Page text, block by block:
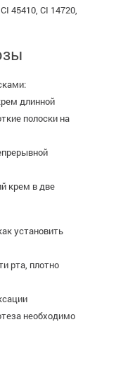
45410, CI 14720,
длинной
полоски на
крем в две
установить
рта, плотно
необходимо